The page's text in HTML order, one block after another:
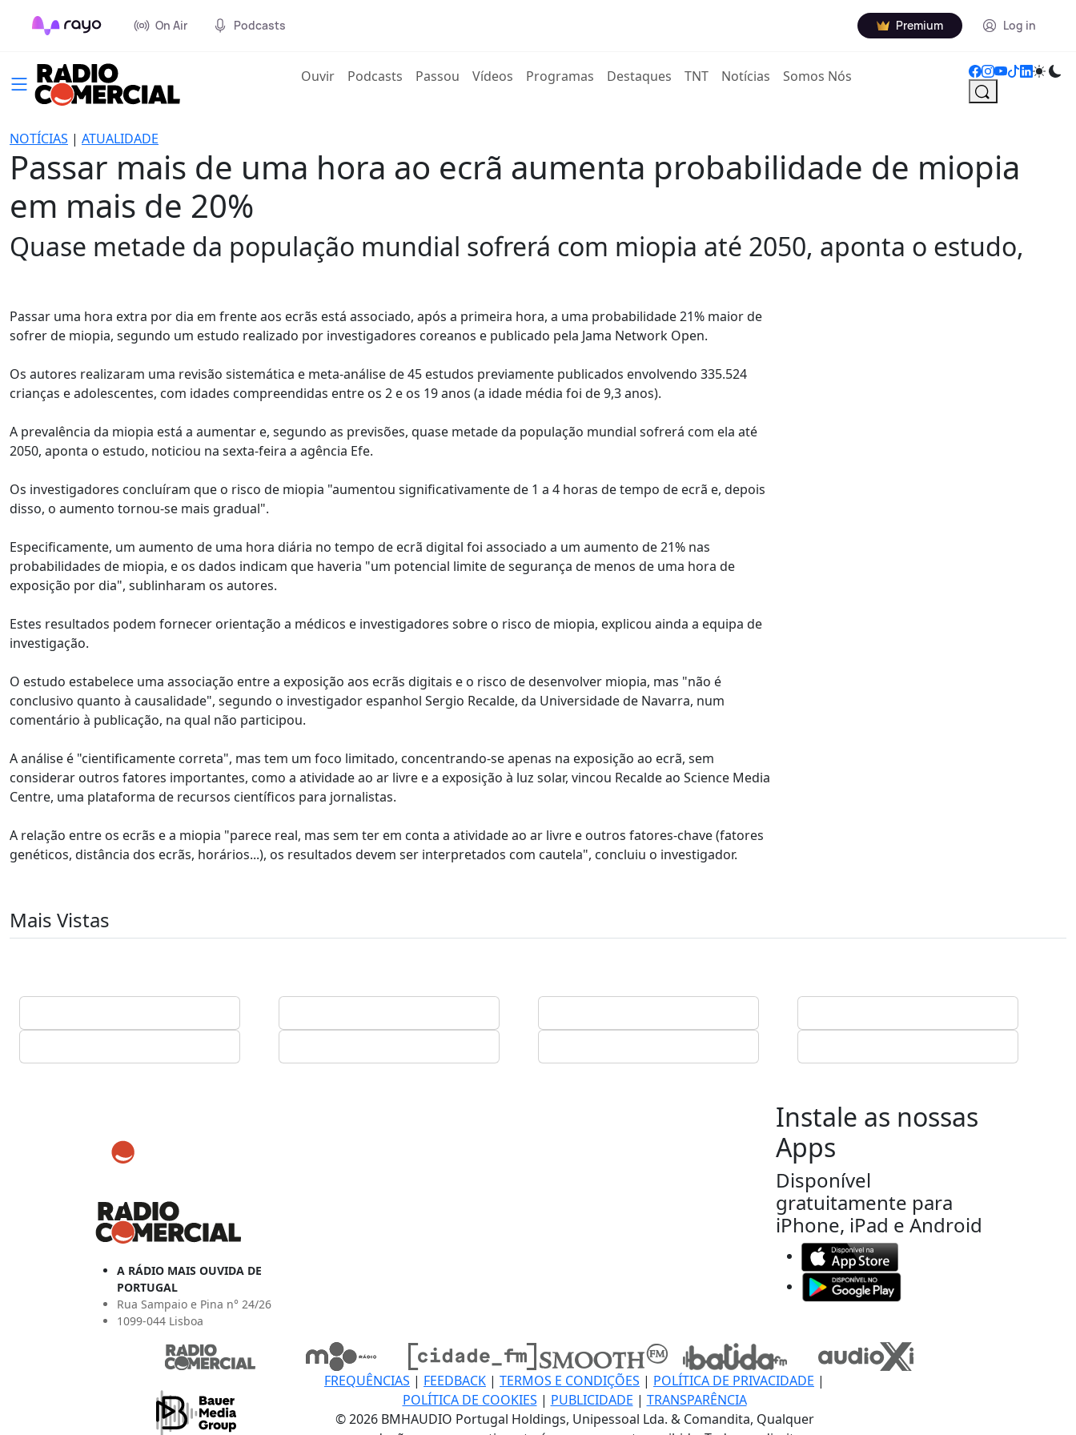
On Air Podcasts Premium Log in
Ouvir(current)
Podcasts Passou Vídeos Programas Destaques TNT Notícias Somos Nós
NOTÍCIAS | ATUALIDADE
Passar mais de uma hora ao ecrã aumenta probabilidade de miopia
em mais de 20%
Quase metade da população mundial sofrerá com miopia até 2050, aponta o estudo,
Passar uma hora extra por dia em frente aos ecrãs está associado, após a primeira hora, a uma probabilidade 21% maior de
sofrer de miopia, segundo um estudo realizado por investigadores coreanos e publicado pela Jama Network Open.
Os autores realizaram uma revisão sistemática e meta-análise de 45 estudos previamente publicados envolvendo 335.524
crianças e adolescentes, com idades compreendidas entre os 2 e os 19 anos (a idade média foi de 9,3 anos).
A prevalência da miopia está a aumentar e, segundo as previsões, quase metade da população mundial sofrerá com ela até
2050, aponta o estudo, noticiou na sexta-feira a agência Efe.
Os investigadores concluíram que o risco de miopia "aumentou significativamente de 1 a 4 horas de tempo de ecrã e, depois
disso, o aumento tornou-se mais gradual".
Especificamente, um aumento de uma hora diária no tempo de ecrã digital foi associado a um aumento de 21% nas
probabilidades de miopia, e os dados indicam que haveria "um potencial limite de segurança de menos de uma hora de
exposição por dia", sublinharam os autores.
Estes resultados podem fornecer orientação a médicos e investigadores sobre o risco de miopia, explicou ainda a equipa de
investigação.
O estudo estabelece uma associação entre a exposição aos ecrãs digitais e o risco de desenvolver miopia, mas "não é
conclusivo quanto à causalidade", segundo o investigador espanhol Sergio Recalde, da Universidade de Navarra, num
comentário à publicação, na qual não participou.
A análise é "cientificamente correta", mas tem um foco limitado, concentrando-se apenas na exposição ao ecrã, sem
considerar outros fatores importantes, como a atividade ao ar livre e a exposição à luz solar, vincou Recalde ao Science Media
Centre, uma plataforma de recursos científicos para jornalistas.
A relação entre os ecrãs e a miopia "parece real, mas sem ter em conta a atividade ao ar livre e outros fatores-chave (fatores
genéticos, distância dos ecrãs, horários...), os resultados devem ser interpretados com cautela", concluiu o investigador.
Mais Vistas
A RÁDIO MAIS OUVIDA DE
PORTUGAL
Rua Sampaio e Pina n° 24/26
1099-044 Lisboa
Instale as nossas
Apps
Disponível
gratuitamente para
iPhone, iPad e Android
FREQUÊNCIAS | FEEDBACK | TERMOS E CONDIÇÕES | POLÍTICA DE PRIVACIDADE |
POLÍTICA DE COOKIES | PUBLICIDADE | TRANSPARÊNCIA
© 2026 BMHAUDIO Portugal Holdings, Unipessoal Lda. & Comandita, Qualquer